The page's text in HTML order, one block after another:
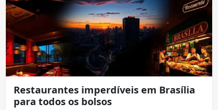
Restaurantes imperdíveis em Brasília
para todos os bolsos